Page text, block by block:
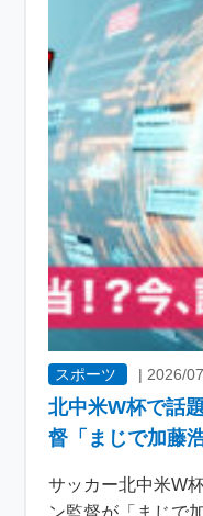
スポーツ | 2026/
北中米W杯で話
督「まじで加藤
サッカー北中米W
ン監督が「まじで